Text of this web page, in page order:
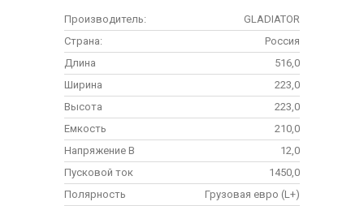
Производитель:
GLADIATOR
Страна:
Россия
Длина
516,0
Ширина
223,0
Высота
223,0
Емкость
210,0
Напряжение В
12,0
Пусковой ток
1450,0
Полярность
Грузовая евро (L+)